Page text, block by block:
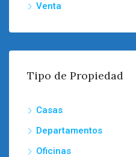
Venta
Tipo de Propiedad
Casas
Departamentos
Oficinas